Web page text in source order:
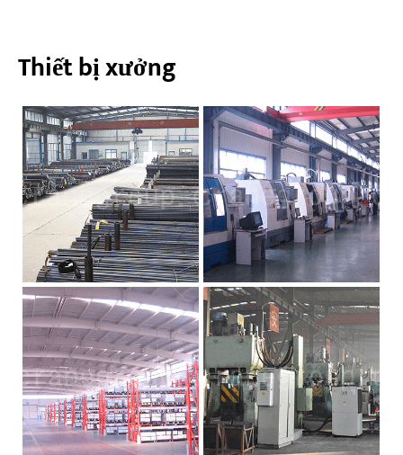
Thiết bị xưởng